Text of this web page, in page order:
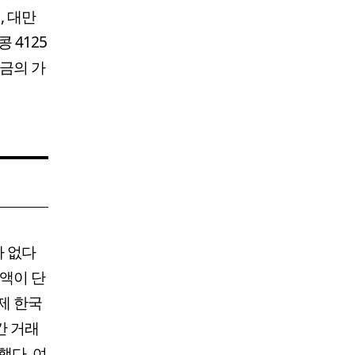
대만
4125
의 가
없다
이 단
한국
거래